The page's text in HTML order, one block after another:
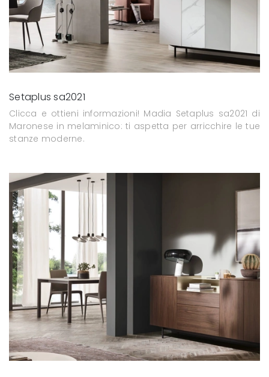
Setaplus sa2021
Clicca e ottieni informazioni! Madia Setaplus sa2021 di
Maronese in melaminico: ti aspetta per arricchire le tue
stanze moderne.